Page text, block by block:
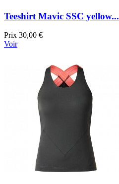
Teeshirt Mavic SSC yellow...
Prix 30,00 €
Voir